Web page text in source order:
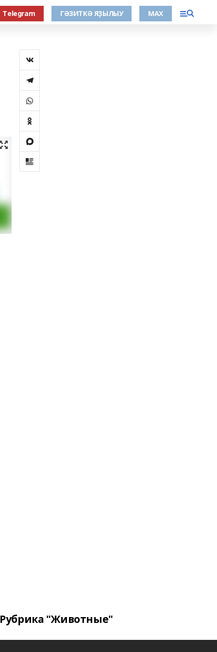
Тelegram ГӘЗИТКӘ ЯҘЫЛЫУ МАХ
Рубрика "Животные"